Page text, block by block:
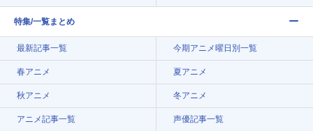
特集/一覧まとめ
最新記事一覧 今期アニメ曜日別一覧
春アニメ 夏アニメ
秋アニメ 冬アニメ
アニメ記事一覧 声優記事一覧